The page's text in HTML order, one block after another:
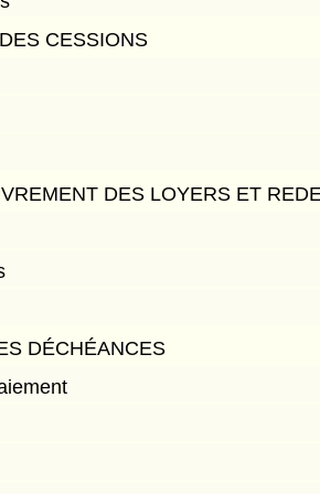
DES CESSIONS
DES LOYERS ET
DÉCHÉANCES